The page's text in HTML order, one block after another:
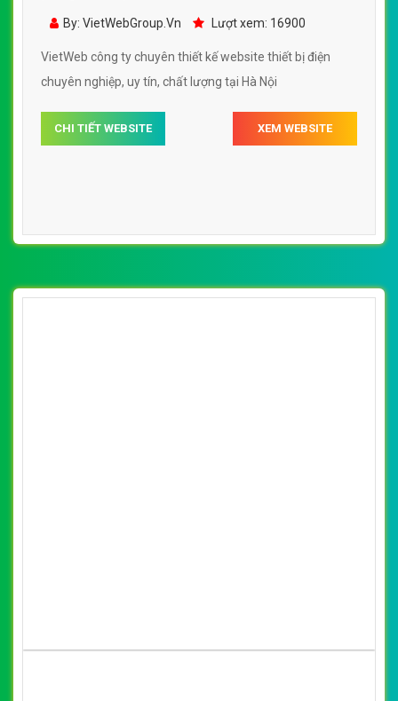
Anh đẹp, chuyên nghiệp chuẩn SEO
By: VietWebGroup.Vn Lượt xem: 16900
VietWeb công ty chuyên thiết kế website thiết bị điện
chuyên nghiệp, uy tín, chất lượng tại Hà Nội
CHI TIẾT WEBSITE XEM WEBSITE